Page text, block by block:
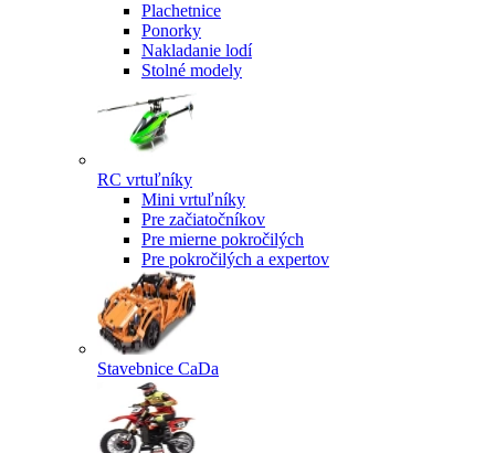
Plachetnice
Ponorky
Nakladanie lodí
Stolné modely
RC vrtuľníky
Mini vrtuľníky
Pre začiatočníkov
Pre mierne pokročilých
Pre pokročilých a expertov
Stavebnice CaDa